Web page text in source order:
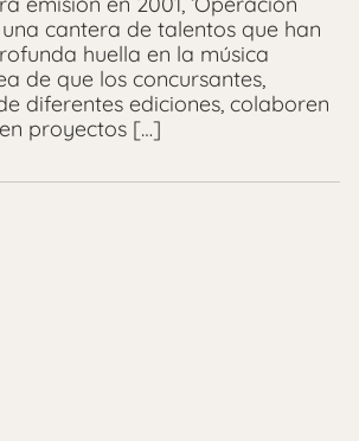
una cantera de talentos que han
huella en la música
de que los concursantes,
diferentes ediciones, colaboren
proyectos […]